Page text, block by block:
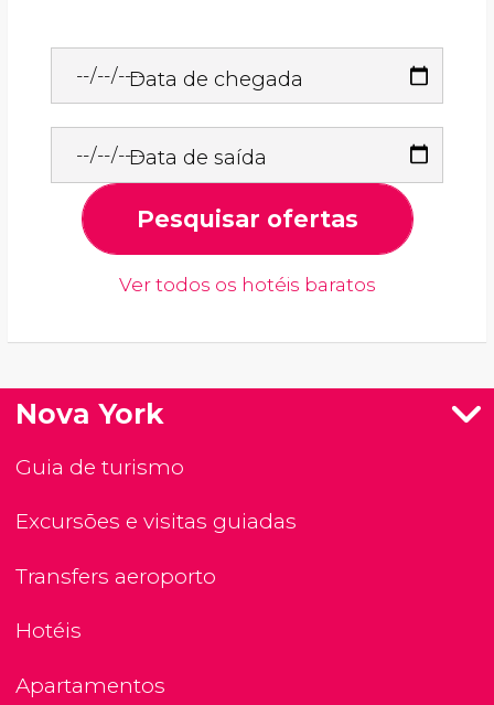
Data de chegada
Data de saída
Pesquisar ofertas
Ver todos os hotéis baratos
Nova York
Guia de turismo
Excursões e visitas guiadas
Transfers aeroporto
Hotéis
Apartamentos